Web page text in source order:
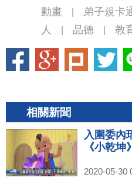
動畫
弟子規卡
人
品德 教
相關新聞
入圍委內
《小乾坤》
2020-05-30